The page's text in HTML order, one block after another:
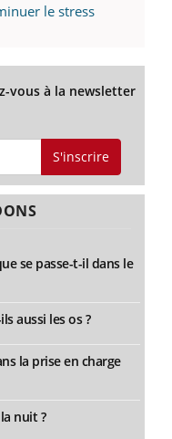
le stress
vous à la newsletter
S'inscrire
se passe-t-il dans le
aussi les os ?
la prise en charge
nuit ?